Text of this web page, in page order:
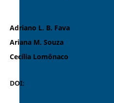
Adriano L. B. Fava
Ariana M. Souza
Cecília Lomônaco
DOI: